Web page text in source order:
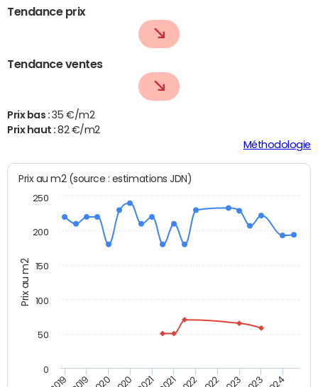
Tendance prix
Tendance ventes
Prix bas : 35 €/m2
Prix haut :82 €/m2
Méthodologie
Prix au m2
Prix au m2 (source : estimations JDN)
0
50
100
150
200
250